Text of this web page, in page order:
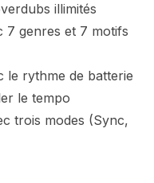
illimités
7 genres et 7 motifs
le rythme de batterie
le tempo
trois modes (Sync,